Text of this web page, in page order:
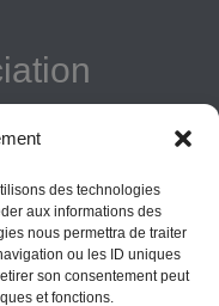
des technologies
aux informations des
nous permettra de traiter
ou les ID uniques
son consentement peut
et fonctions.